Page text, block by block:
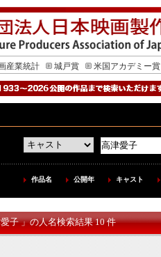
産業統計 城戸賞 米国アカデミー賞
作品名 公開年 キャスト
子 」の人名検索結果 10 件